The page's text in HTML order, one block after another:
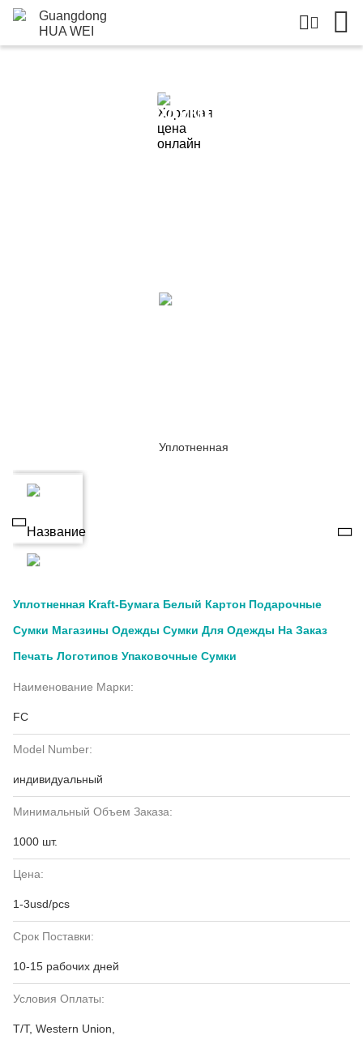
Подробная Информация О
Продукции
Уплотненная Kraft-Бумага Белый Картон Подарочные
Сумки Магазины Одежды Сумки Для Одежды На Заказ
Печать Логотипов Упаковочные Сумки
Наименование Марки:
FC
Model Number:
индивидуальный
Минимальный Объем Заказа:
1000 шт.
Цена:
1-3usd/pcs
Срок Поставки:
10-15 рабочих дней
Условия Оплаты:
T/T, Western Union,